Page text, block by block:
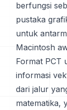
berfungsi
pustaka
untuk
Macintosh
Format PCT
informasi
dari jalur
matematika,